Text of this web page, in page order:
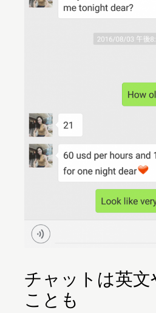
チャットは英
ことも